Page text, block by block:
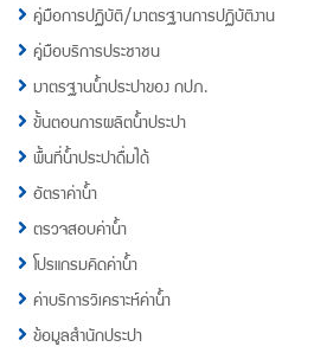
คู่มือการปฏิบัติ/มาตรฐานการปฏิบัติงาน
คู่มือบริการประชาชน
มาตรฐานน้ำประปาของ กปภ.
ขั้นตอนการผลิตน้ำประปา
พื้นที่น้ำประปาดื่มได้
อัตราค่าน้ำ
ตรวจสอบค่าน้ำ
โปรแกรมคิดค่าน้ำ
ค่าบริการวิเคราะห์ค่าน้ำ
ข้อมูลสำนักประปา